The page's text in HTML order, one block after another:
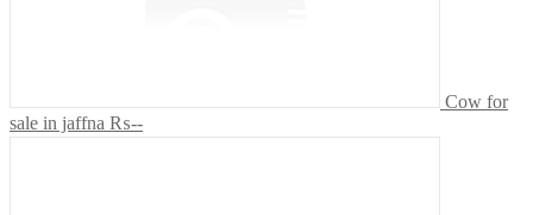
Cow for
sale in jaffna ₨--